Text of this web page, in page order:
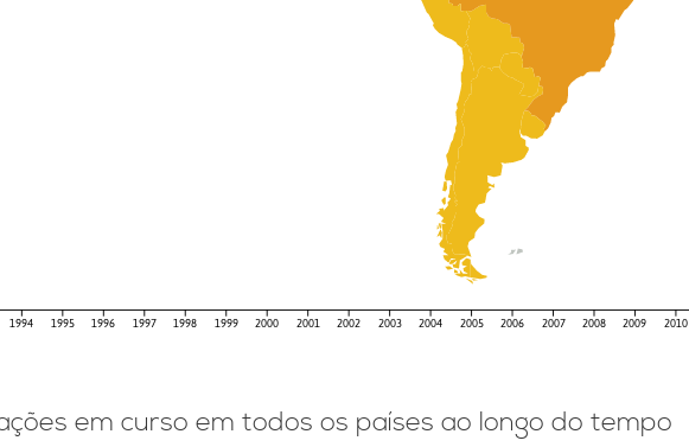
1994 1995 1996 1997 1998 1999 2000 2001 2002 2003 2004 2005 2006 2007 2008 2009 2010
em curso em todos os países ao longo do tempo